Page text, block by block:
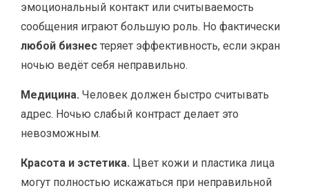
эмоциональный контакт или считываемость
сообщения играют большую роль. Но фактически
любой бизнес теряет эффективность, если экран
ночью ведёт себя неправильно.
Медицина. Человек должен быстро считывать
адрес. Ночью слабый контраст делает это
невозможным.
Красота и эстетика. Цвет кожи и пластика лица
могут полностью искажаться при неправильной